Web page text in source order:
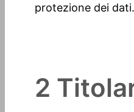
protezione dei dati.
2